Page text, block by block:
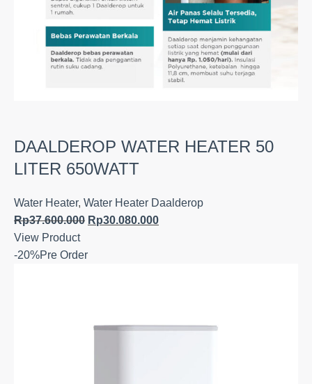
DAALDEROP WATER HEATER 50
LITER 650WATT
Water Heater, Water Heater Daalderop
Rp37.600.000 Rp30.080.000
View Product
-20%Pre Order